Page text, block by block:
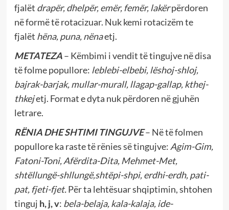
fjalët drapër, dhelpër, emër, femër, lakërpërdoren
në formë të rotacizuar. Nuk kemi rotacizëm te
fjalët hëna, puna, nënaetj.
METATEZA– Këmbimi i vendit të tingujve në disa
të folme popullore: leblebi-elbebi, lëshoj-shloj,
bajrak-barjak, mullar-murall, llagap-gallap, kthej-
thkejetj. Format e dyta nuk përdoren në gjuhën
letrare.
RËNIA DHE SHTIMI TINGUJVE– Në të folmen
popullore ka raste të rënies së tingujve: Agim-Gim,
Fatoni-Toni, Afërdita-Dita, Mehmet-Met,
shtëllungë-shllungë,shtëpi-shpi, erdhi-erdh, pati-
pat, fjeti-fjet.Për ta lehtësuar shqiptimin, shtohen
tinguj h, j, v: bela-belaja, kala-kalaja, ide-